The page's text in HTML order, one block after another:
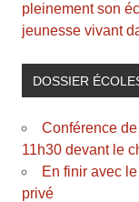
pleinement son
jeunesse vivant
DOSSIER
Conférence
11h30 devant le
En finir avec
privé